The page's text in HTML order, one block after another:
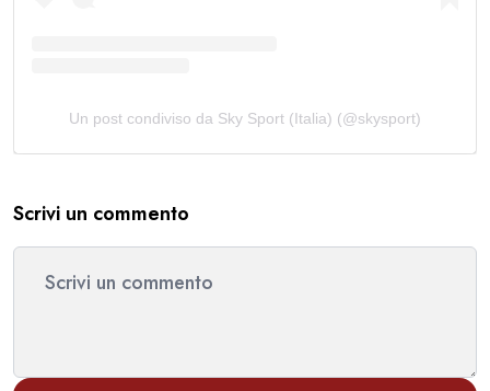
Un post condiviso da Sky Sport (Italia) (@skysport)
Scrivi un commento